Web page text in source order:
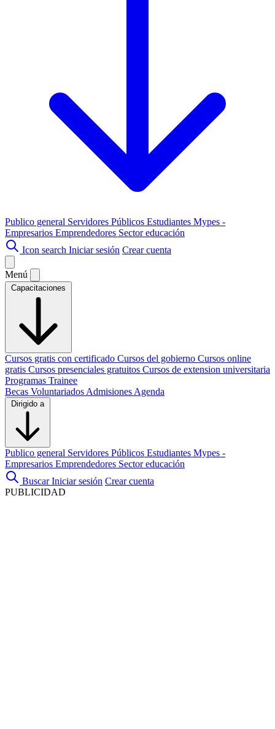
Publico general Servidores Públicos Estudiantes Mypes -
Empresarios Emprendedores Sector educación
Icon search Iniciar sesión Crear cuenta
Menú
Capacitaciones
Cursos gratis con certificado Cursos del gobierno Cursos online
gratis Cursos presenciales gratuitos Cursos de extension universitaria
Programas Trainee
Becas Voluntariados Admisiones Agenda
Dirigido a
Publico general Servidores Públicos Estudiantes Mypes -
Empresarios Emprendedores Sector educación
Buscar Iniciar sesión Crear cuenta
PUBLICIDAD